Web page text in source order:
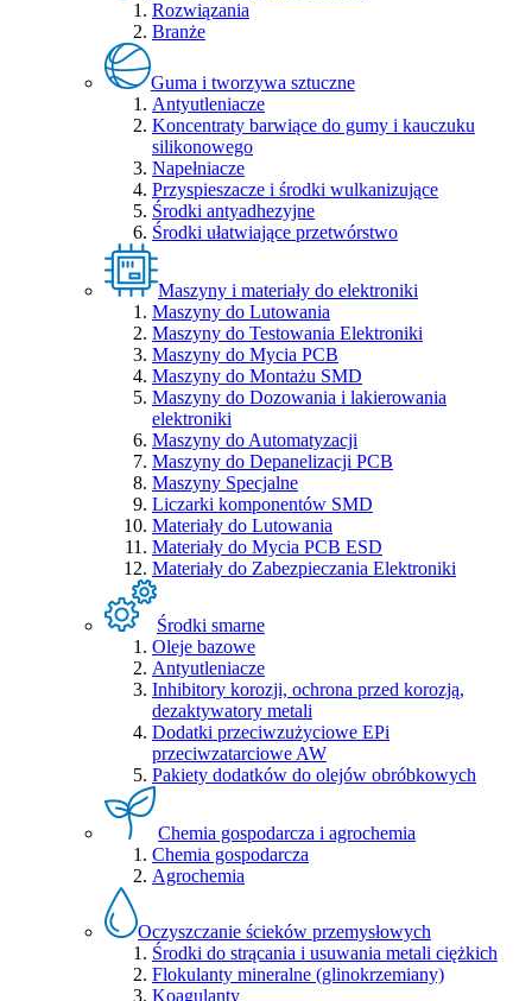
Rozwiązania
Branże
Guma i tworzywa sztuczne
Antyutleniacze
Koncentraty barwiące do gumy i kauczuku
silikonowego
Napełniacze
Przyspieszacze i środki wulkanizujące
Środki antyadhezyjne
Środki ułatwiające przetwórstwo
Maszyny i materiały do elektroniki
Maszyny do Lutowania
Maszyny do Testowania Elektroniki
Maszyny do Mycia PCB
Maszyny do Montażu SMD
Maszyny do Dozowania i lakierowania
elektroniki
Maszyny do Automatyzacji
Maszyny do Depanelizacji PCB
Maszyny Specjalne
Liczarki komponentów SMD
Materiały do Lutowania
Materiały do Mycia PCB ESD
Materiały do Zabezpieczania Elektroniki
Środki smarne
Oleje bazowe
Antyutleniacze
Inhibitory korozji, ochrona przed korozją,
dezaktywatory metali
Dodatki przeciwzużyciowe EPi
przeciwzatarciowe AW
Pakiety dodatków do olejów obróbkowych
Chemia gospodarcza i agrochemia
Chemia gospodarcza
Agrochemia
Oczyszczanie ścieków przemysłowych
Środki do strącania i usuwania metali ciężkich
Flokulanty mineralne (glinokrzemiany)
Koagulanty